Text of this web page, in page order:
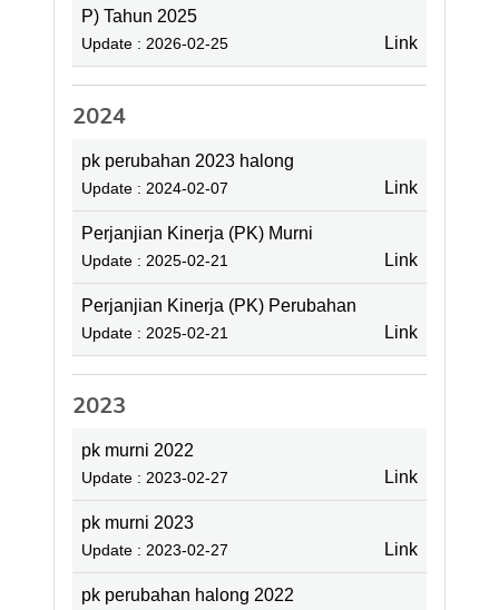
P) Tahun 2025
Update : 2026-02-25 Link
2024
pk perubahan 2023 halong
Update : 2024-02-07 Link
Perjanjian Kinerja (PK) Murni
Update : 2025-02-21 Link
Perjanjian Kinerja (PK) Perubahan
Update : 2025-02-21 Link
2023
pk murni 2022
Update : 2023-02-27 Link
pk murni 2023
Update : 2023-02-27 Link
pk perubahan halong 2022